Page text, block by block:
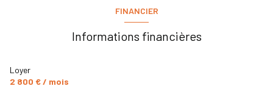
FINANCIER
Informations financières
Loyer
2 800 € / mois